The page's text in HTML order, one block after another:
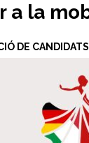
a la
DE